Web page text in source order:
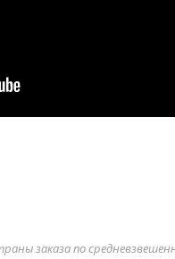
заказа по